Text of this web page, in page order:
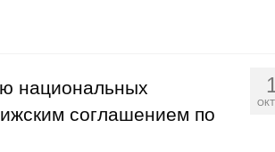
национальных
соглашением по